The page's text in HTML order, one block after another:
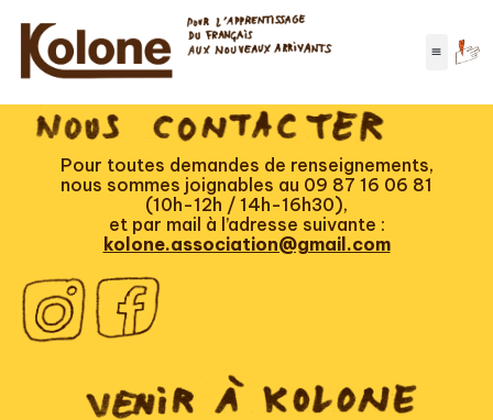
Auteur/autrice :
Emmanuelle
Gallienne
Pour toutes demandes de renseignements,
nous sommes joignables au 09 87 16 06 81
(10h-12h / 14h-16h30),
et par mail à l’adresse suivante :
kolone.association@gmail.com